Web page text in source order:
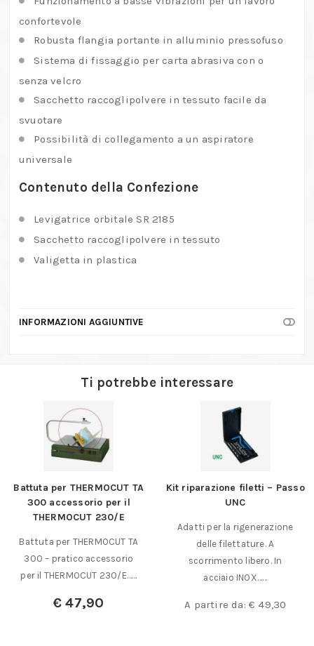
confortevole
Robusta flangia portante in alluminio pressofuso
Sistema di fissaggio per carta abrasiva con o
senza velcro
Sacchetto raccoglipolvere in tessuto facile da
svuotare
Possibilità di collegamento a un aspiratore
universale
Contenuto della Confezione
Levigatrice orbitale SR 2185
Sacchetto raccoglipolvere in tessuto
Valigetta in plastica
INFORMAZIONI AGGIUNTIVE
Ti potrebbe interessare
Battuta per THERMOCUT TA
300 accessorio per il
THERMOCUT 230/E
Battuta per THERMOCUT TA
300 – pratico accessorio
per il THERMOCUT 230/E……
€ 47,90
Kit riparazione filetti – Passo
UNC
Adatti per la rigenerazione
delle filettature. A
scorrimento libero. In
acciaio INOX……
A partire da: € 49,30